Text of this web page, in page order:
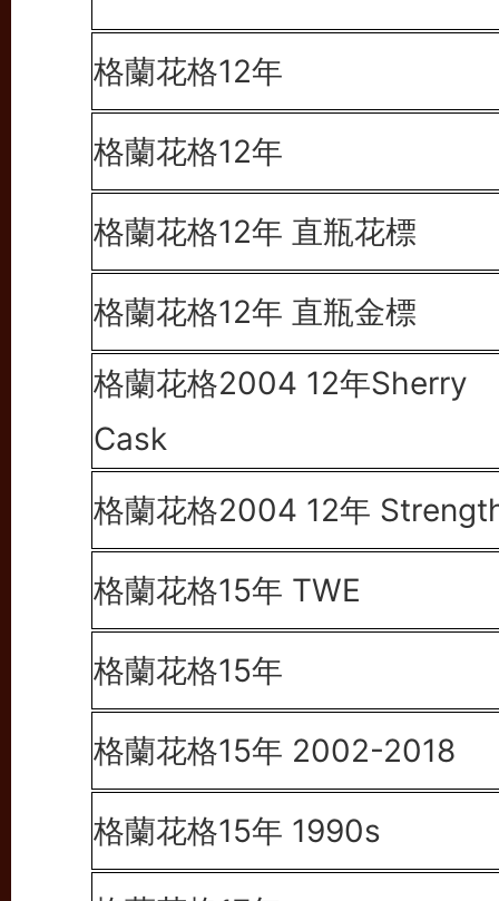
格蘭花格12年
格蘭花格12年
格蘭花格12年 直瓶花標
格蘭花格12年 直瓶金標
格蘭花格2004 12年Sherry
Cask
格蘭花格2004 12年
格蘭花格15年 TWE
格蘭花格15年
格蘭花格15年 2002-2018
格蘭花格15年 1990s